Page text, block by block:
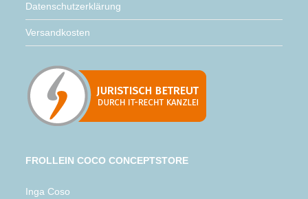
Datenschutzerklärung
Versandkosten
FROLLEIN COCO CONCEPTSTORE
Inga Coso